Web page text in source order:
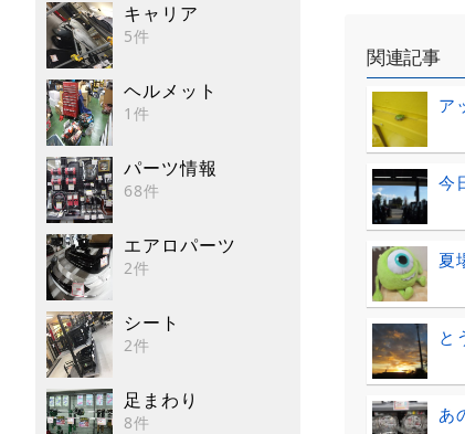
キャリア
5件
ヘルメット
1件
パーツ情報
68件
エアロパーツ
2件
シート
2件
足まわり
8件
関連記事
ア
今
夏
と
あ